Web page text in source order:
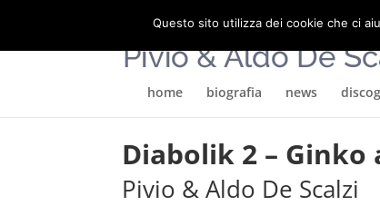
home biografia news
Diabolik 2 – Ginko
Pivio & Aldo De Scalzi
Questo sito utilizza dei cookie che ci